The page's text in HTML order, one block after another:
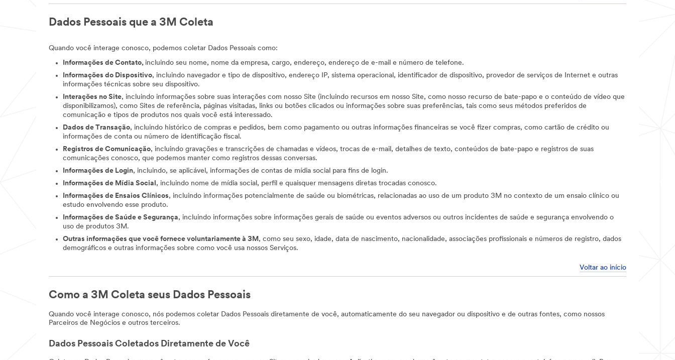
Dados Pessoais que a 3M Coleta
Quando você interage conosco, podemos coletar Dados Pessoais como:
Informações de Contato, incluindo seu nome, nome da empresa, cargo, endereço, endereço de e-mail e número de telefone.
Informações do Dispositivo, incluindo navegador e tipo de dispositivo, endereço IP, sistema operacional, identificador de dispositivo, provedor de serviços de Internet e outras
informações técnicas sobre seu dispositivo.
Interações no Site, incluindo informações sobre suas interações com nosso Site (incluindo recursos em nosso Site, como nosso recurso de bate-papo e o conteúdo de vídeo que
disponibilizamos), como Sites de referência, páginas visitadas, links ou botões clicados ou informações sobre suas preferências, tais como seus métodos preferidos de
comunicação e tipos de produtos nos quais você está interessado.
Dados de Transação, incluindo histórico de compras e pedidos, bem como pagamento ou outras informações financeiras se você fizer compras, como cartão de crédito ou
informações de conta ou número de identificação fiscal.
Registros de Comunicação, incluindo gravações e transcrições de chamadas e vídeos, trocas de e-mail, detalhes de texto, conteúdos de bate-papo e registros de suas
comunicações conosco, que podemos manter como registros dessas conversas.
Informações de Login, incluindo, se aplicável, informações de contas de mídia social para fins de login.
Informações de Mídia Social , incluindo nome de mídia social, perfil e quaisquer mensagens diretas trocadas conosco.
Informações de Ensaios Clínicos, incluindo informações potencialmente de saúde ou biométricas, relacionadas ao uso de um produto 3M no contexto de um ensaio clínico ou
estudo envolvendo esse produto.
Informações de Saúde e Segurança, incluindo informações sobre informações gerais de saúde ou eventos adversos ou outros incidentes de saúde e segurança envolvendo o
uso de produtos 3M.
Outras informações que você fornece voluntariamente à 3M , como seu sexo, idade, data de nascimento, nacionalidade, associações profissionais e números de registro, dados
demográficos e outras informações sobre como você usa nossos Serviços.
Voltar ao início
Como a 3M Coleta seus Dados Pessoais
Quando você interage conosco, nós podemos coletar Dados Pessoais diretamente de você, automaticamente do seu navegador ou dispositivo e de outras fontes, como nossos
Parceiros de Negócios e outros terceiros.
Dados Pessoais Coletados Diretamente de Você